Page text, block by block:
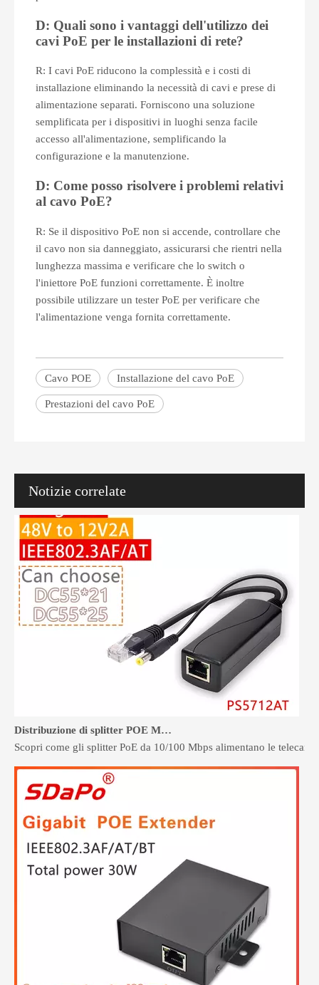
D: Quali sono i vantaggi dell'utilizzo dei
cavi PoE per le installazioni di rete?
R: I cavi PoE riducono la complessità e i costi di
installazione eliminando la necessità di cavi e prese di
alimentazione separati. Forniscono una soluzione
semplificata per i dispositivi in ​​luoghi senza facile
accesso all'alimentazione, semplificando la
configurazione e la manutenzione.
D: Come posso risolvere i problemi relativi
al cavo PoE?
R: Se il dispositivo PoE non si accende, controllare che
il cavo non sia danneggiato, assicurarsi che rientri nella
lunghezza massima e verificare che lo switch o
l'iniettore PoE funzioni correttamente. È inoltre
possibile utilizzare un tester PoE per verificare che
l'alimentazione venga fornita correttamente.
Cavo POE Installazione del cavo PoE
Prestazioni del cavo PoE
Notizie correlate
Cos'è un iniettore PoE? Una guida completa dal principiante all'acquirente
Stanco di avere a che fare con cavi aggrovigliati e configurazioni
Scopri come gli splitter PoE da 10/100 Mbps alimentano le